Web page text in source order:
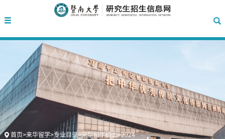
首页>来华留学>专业目录>来华留学硕士>2024